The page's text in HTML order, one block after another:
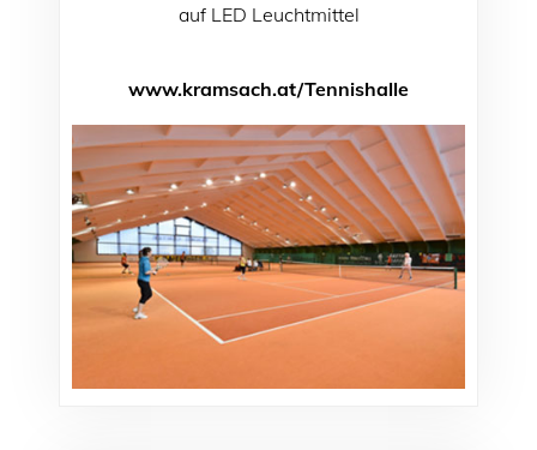
auf LED Leuchtmittel
www.kramsach.at/Tennishalle